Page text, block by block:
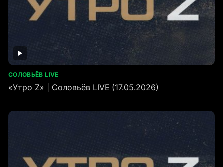
СОЛОВЬЁВ LIVE
«Утро Z» | Соловьёв LIVE (17.05.2026)